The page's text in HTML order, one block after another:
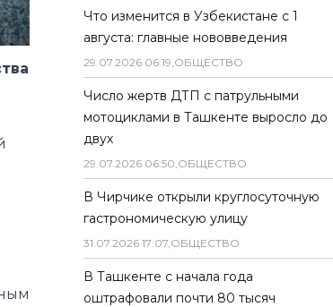
Что изменится в Узбекистане с 1
августа: главные нововведения
29.07.2026 06:19,ОБЩЕСТВО
Число жертв ДТП с патрульными
мотоциклами в Ташкенте выросло до
двух
29.07.2026 06:50,ОБЩЕСТВО
В Чирчике открыли круглосуточную
гастрономическую улицу
31.07.2026 17:07,ОБЩЕСТВО
В Ташкенте с начала года
оштрафовали почти 80 тысяч